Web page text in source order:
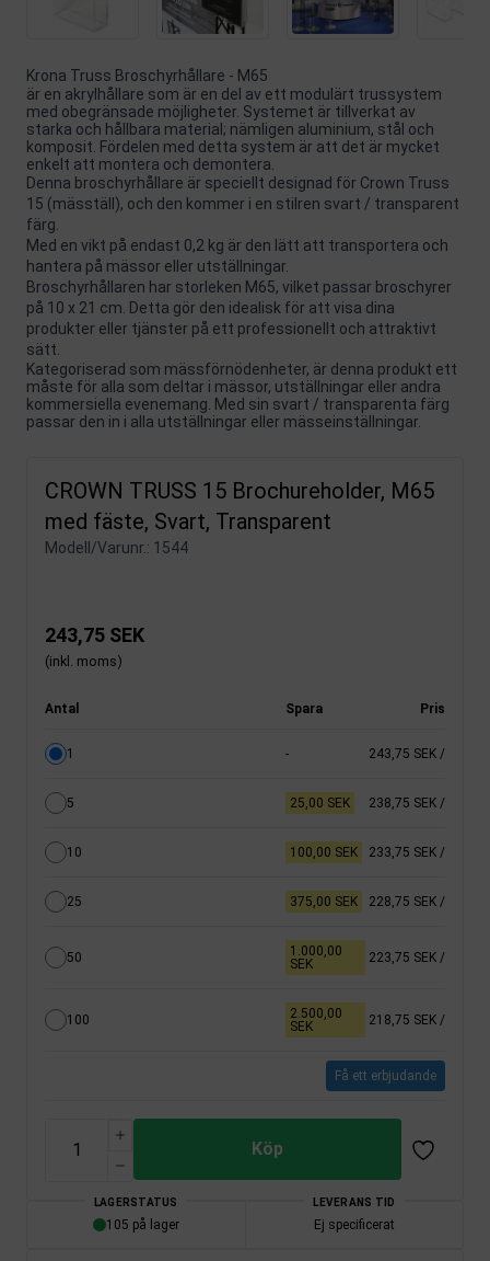
Krona Truss Broschyrhållare - M65
är en akrylhållare som är en del av ett modulärt trussystem
med obegränsade möjligheter. Systemet är tillverkat av
starka och hållbara material; nämligen aluminium, stål och
komposit. Fördelen med detta system är att det är mycket
enkelt att montera och demontera.
Denna broschyrhållare är speciellt designad för Crown Truss
15 (mäsställ), och den kommer i en stilren svart / transparent
färg.
Med en vikt på endast 0,2 kg är den lätt att transportera och
hantera på mässor eller utställningar.
Broschyrhållaren har storleken M65, vilket passar broschyrer
på 10 x 21 cm. Detta gör den idealisk för att visa dina
produkter eller tjänster på ett professionellt och attraktivt
sätt.
Kategoriserad som mässförnödenheter, är denna produkt ett
måste för alla som deltar i mässor, utställningar eller andra
kommersiella evenemang. Med sin svart / transparenta färg
passar den in i alla utställningar eller mässeinställningar.
CROWN TRUSS 15 Brochureholder, M65
med fäste, Svart, Transparent
Modell/Varunr.: 1544
243,75 SEK
(inkl. moms)
Antal Spara Pris
1 - 243,75 SEK /
5 25,00 SEK 238,75 SEK /
10 100,00 SEK 233,75 SEK /
25 375,00 SEK 228,75 SEK /
50
1.000,00
SEK
223,75 SEK /
100
2.500,00
SEK
218,75 SEK /
Få ett erbjudande
Köp
LAGERSTATUS
105 på lager
LEVERANS TID
Ej specificerat